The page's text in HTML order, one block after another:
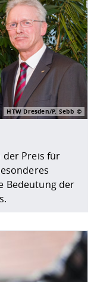
der Preis für
Bedeutung der
HTW Dresden/P. Sebb